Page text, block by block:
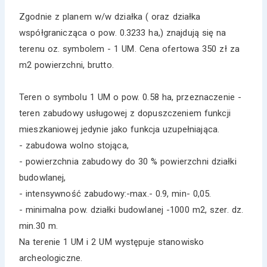
Zgodnie z planem w/w działka ( oraz działka
współgranicząca o pow. 0.3233 ha,) znajdują się na
terenu oz. symbolem - 1 UM. Cena ofertowa 350 zł za
m2 powierzchni, brutto.
Teren o symbolu 1 UM o pow. 0.58 ha, przeznaczenie -
teren zabudowy usługowej z dopuszczeniem funkcji
mieszkaniowej jedynie jako funkcja uzupełniająca.
- zabudowa wolno stojąca,
- powierzchnia zabudowy do 30 % powierzchni działki
budowlanej,
- intensywność zabudowy:-max.- 0.9, min- 0,05.
- minimalna pow. działki budowlanej -1000 m2, szer. dz.
min.30 m.
Na terenie 1 UM i 2 UM występuje stanowisko
archeologiczne.